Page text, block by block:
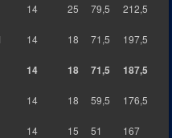
14 25 79,5 212,5
14 18 71,5 197,5
14 18 71,5 187,5
14 18 59,5 176,5
14 15 51 167